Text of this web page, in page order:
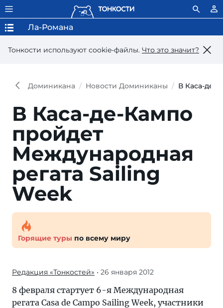
Тонкости используют сookie-файлы. Что это значит?
Ла-Романа
Доминикана Новости Доминиканы В Каса-де-
В Каса-де-Кампо
пройдет
Международная
регата Sailing
Week
Горящие туры по всему миру
Редакция «Тонкостей» • 26 января 2012
8 февраля стартует 6-я Международная
регата Casa de Campo Sailing Week, участники